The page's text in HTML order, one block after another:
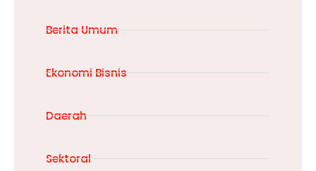
Berita Umum
Ekonomi Bisnis
Daerah
Sektoral